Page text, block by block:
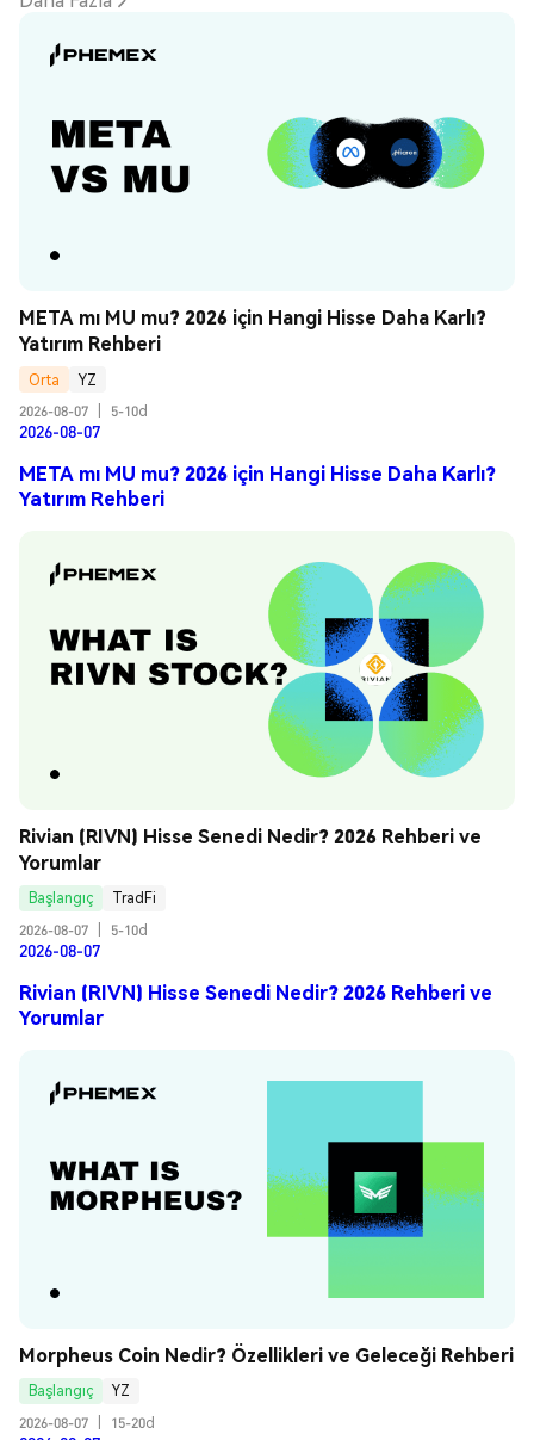
META mı MU mu? 2026 için Hangi Hisse Daha Karlı?
Yatırım Rehberi
Orta
YZ
2026-08-07
5-10d
2026-08-07
META mı MU mu? 2026 için Hangi Hisse Daha Karlı?
Yatırım Rehberi
Rivian (RIVN) Hisse Senedi Nedir? 2026 Rehberi ve
Yorumlar
Başlangıç
TradFi
2026-08-07
5-10d
2026-08-07
Rivian (RIVN) Hisse Senedi Nedir? 2026 Rehberi ve
Yorumlar
Morpheus Coin Nedir? Özellikleri ve Geleceği Rehberi
Başlangıç
YZ
2026-08-07
15-20d